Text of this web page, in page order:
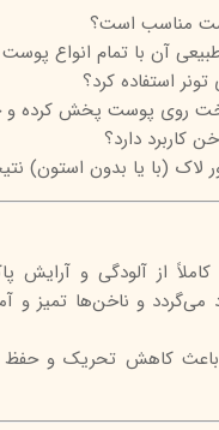
مناسب است؟
آن با تمام انواع
استفاده کرد؟
روی پوست پخش کرده و
کاربرد دارد؟
لاک (با یا بدون استون)
کاملاً از آلودگی و
می‌گردد و ناخن‌ها تمیز و
باعث کاهش تحریک و